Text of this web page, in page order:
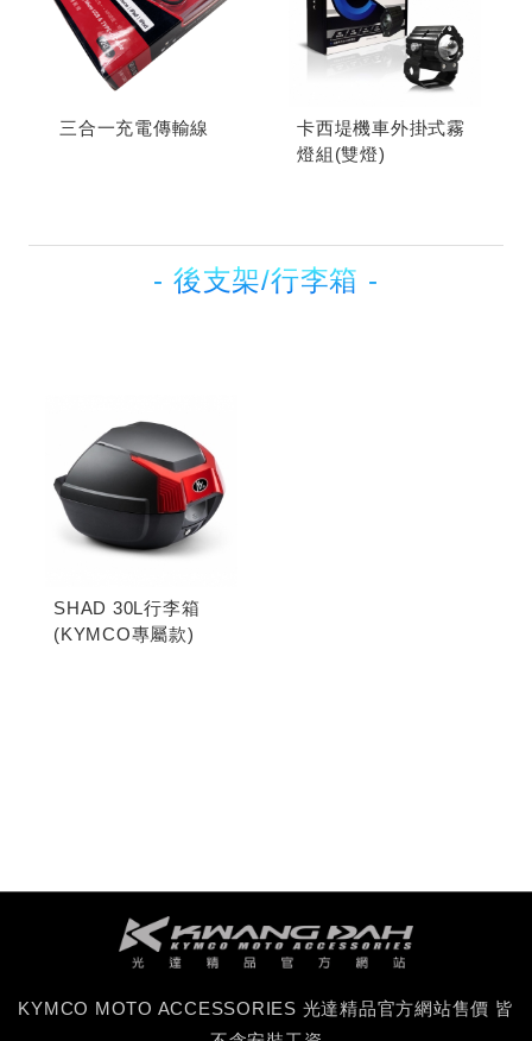
三合一充電傳輸線
卡西堤機車外掛式霧
燈組(雙燈)
- 後支架/行李箱 -
SHAD 30L行李箱
(KYMCO專屬款)
KYMCO MOTO ACCESSORIES 光達精品官方網站售價 皆